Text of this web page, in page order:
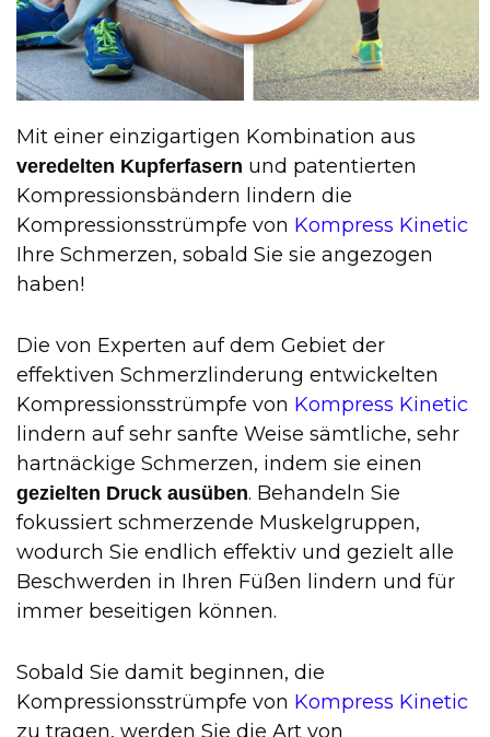
Mit einer einzigartigen Kombination aus
veredelten Kupferfasern und patentierten
Kompressionsbändern lindern die
Kompressionsstrümpfe von Kompress Kinetic
Ihre Schmerzen, sobald Sie sie angezogen
haben!
Die von Experten auf dem Gebiet der
effektiven Schmerzlinderung entwickelten
Kompressionsstrümpfe von Kompress Kinetic
lindern auf sehr sanfte Weise sämtliche, sehr
hartnäckige Schmerzen, indem sie einen
gezielten Druck ausüben. Behandeln Sie
fokussiert schmerzende Muskelgruppen,
wodurch Sie endlich effektiv und gezielt alle
Beschwerden in Ihren Füßen lindern und für
immer beseitigen können.
Sobald Sie damit beginnen, die
Kompressionsstrümpfe von Kompress Kinetic
zu tragen, werden Sie die Art von